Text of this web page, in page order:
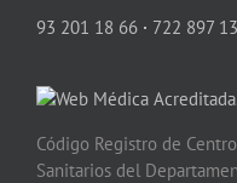
93 201 18 66 · 722 897
Código Registro de
Sanitarios del